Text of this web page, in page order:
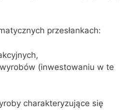
przesłankach:
(inwestowaniu w te
charakteryzujące się